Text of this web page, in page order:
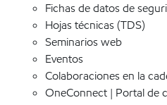
Fichas de datos de
Hojas técnicas (TDS)
Seminarios web
Eventos
Colaboraciones en la
OneConnect | Portal de